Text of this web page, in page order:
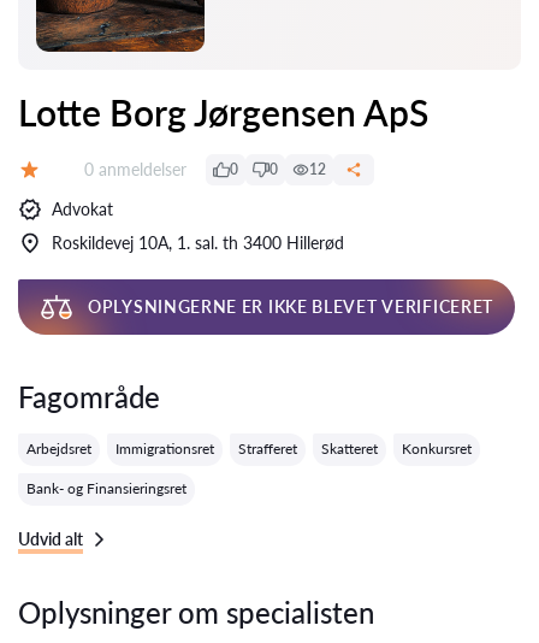
Lotte Borg Jørgensen ApS
Anmeldelser:
0 anmeldelser 0 0 12
Advokat
Roskildevej 10A, 1. sal. th 3400 Hillerød
OPLYSNINGERNE ER IKKE BLEVET VERIFICERET
Fagområde
Arbejdsret Immigrationsret Strafferet Skatteret Konkursret
Bank- og Finansieringsret
Udvid alt
Oplysninger om specialisten